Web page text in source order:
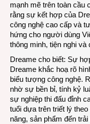
mạnh mẽ trên toàn cầu
rằng sự kết hợp của
công nghệ cao cấp và
hứng cho người dùng
thông minh, tiện nghi và
Dreame cho biết: Sự
Dreame khắc hoạ rõ
biểu tượng công nghệ.
nhờ sự bền bỉ, tính kỷ
sự nghiệp thi đấu đỉnh
tuổi dựa trên triết lý
năng, sản phẩm đến